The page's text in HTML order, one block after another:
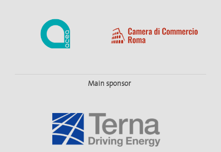
Main sponsor